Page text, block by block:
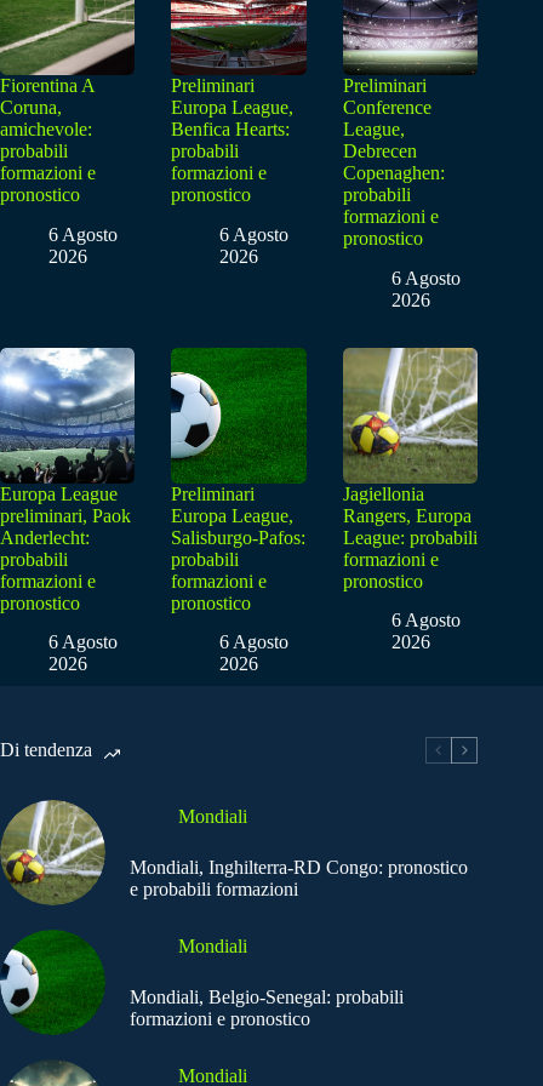
Fiorentina A
Coruna,
amichevole:
probabili
formazioni e
pronostico
6 Agosto
2026
Preliminari
Europa League,
Benfica Hearts:
probabili
formazioni e
pronostico
6 Agosto
2026
Preliminari
Conference
League,
Debrecen
Copenaghen:
probabili
formazioni e
pronostico
6 Agosto
2026
Europa League
preliminari, Paok
Anderlecht:
probabili
formazioni e
pronostico
6 Agosto
2026
Preliminari
Europa League,
Salisburgo-Pafos:
probabili
formazioni e
pronostico
6 Agosto
2026
Jagiellonia
Rangers, Europa
League: probabili
formazioni e
pronostico
6 Agosto
2026
Di tendenza
Mondiali
Mondiali, Inghilterra-RD Congo: pronostico
e probabili formazioni
Mondiali
Mondiali, Belgio-Senegal: probabili
formazioni e pronostico
Mondiali